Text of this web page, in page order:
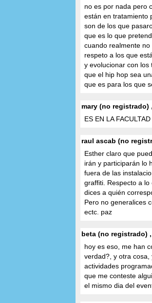
no es por nada pero
están en tratamiento
son de los que
que es lo que
cuando realmente
respeto a los que
y evolucionar con los
que el hip hop sea
que es para los que
mary (no registrado)
ES EN LA
raul ascab (no
Esther claro que
irán y participarán lo
fuera de las
graffiti. Respecto a
dices a quién
Pero no generalices
ectc. paz
beta (no registrado)
hoy es eso, me han
verdad?, y otra cosa,
actividades
que me conteste
el mismo dia del